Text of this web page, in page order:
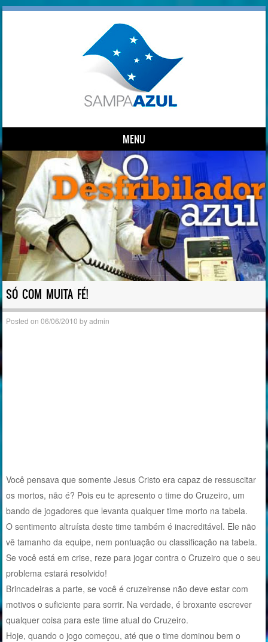
MENU
Skip to content
SÓ COM MUITA FÉ!
Posted on06/06/2010 byadmin
Você pensava que somente Jesus Cristo era capaz de ressuscitar
os mortos, não é? Pois eu te apresento o time do Cruzeiro, um
bando de jogadores que levanta qualquer time morto na tabela.
O sentimento altruísta deste time também é inacreditável. Ele não
vê tamanho da equipe, nem pontuação ou classificação na tabela.
Se você está em crise, reze para jogar contra o Cruzeiro que o seu
problema estará resolvido!
Brincadeiras a parte, se você é cruzeirense não deve estar com
motivos o suficiente para sorrir. Na verdade, é broxante escrever
qualquer coisa para este time atual do Cruzeiro.
Hoje, quando o jogo começou, até que o time dominou bem o